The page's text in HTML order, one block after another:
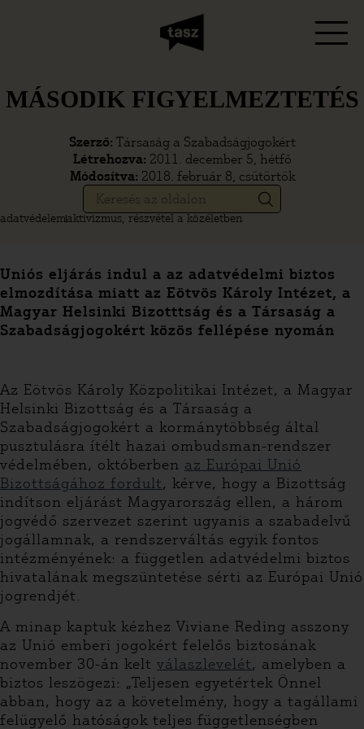
MÁSODIK FIGYELMEZTETÉS
Szerző: Társaság a Szabadságjogokért
Létrehozva: 2011. december 5, hétfő
Módosítva: 2018. február 8, csütörtök
adatvédelemaktivizmus, részvétel a közéletben
Uniós eljárás indul a az adatvédelmi biztos
elmozdítása miatt az Eötvös Károly Intézet, a
Magyar Helsinki Bizotttság és a Társaság a
Szabadságjogokért közös fellépése nyomán
Az Eötvös Károly Közpolitikai Intézet, a Magyar
Helsinki Bizottság és a Társaság a
Szabadságjogokért a kormánytöbbség által
pusztulásra ítélt hazai ombudsman-rendszer
védelmében, októberben az Európai Unió
Bizottságához fordult, kérve, hogy a Bizottság
indítson eljárást Magyarország ellen, a három
jogvédő szervezet szerint ugyanis a szabadelvű
jogállamnak, a rendszerváltás egyik fontos
intézményének: a független adatvédelmi biztos
hivatalának megszüntetése sérti az Európai Unió
jogrendjét.
A minap kaptuk kézhez Viviane Reding asszony
az Unió emberi jogokért felelős biztosának
november 30-án kelt válaszlevelét, amelyben a
biztos leszögezi: „Teljesen egyetértek Önnel
abban, hogy az a követelmény, hogy a tagállami
felügyelő hatóságok teljes függetlenségben